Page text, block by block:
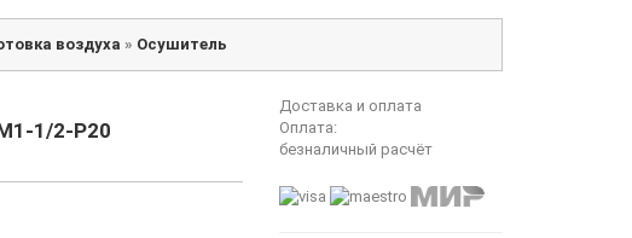
воздуха » Осушитель
1/2-P20
Доставка и оплата
Оплата:
безналичный расчёт